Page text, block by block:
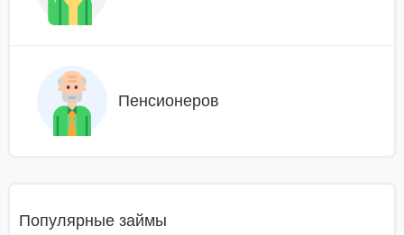
Пенсионеров
Популярные займы